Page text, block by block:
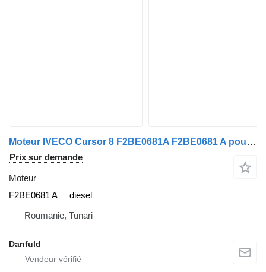
Moteur IVECO Cursor 8 F2BE0681A F2BE0681 A pour IVECO EuroTrakker, Euromover, Eurotech, Irisbus Citelis, Stralis, Trakker
Prix sur demande
Moteur
F2BE0681 A
diesel
Roumanie, Tunari
Danfuld